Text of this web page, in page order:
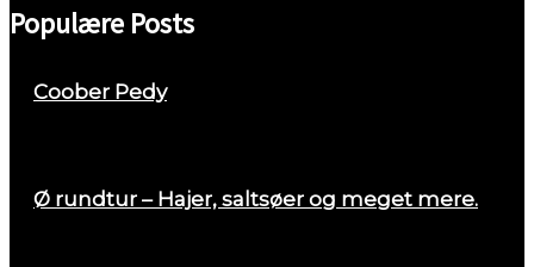
Populære Posts
Coober Pedy
Ø rundtur – Hajer, saltsøer og meget mere.